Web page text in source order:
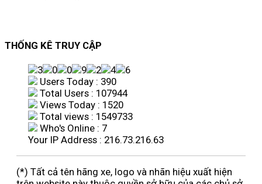
THỐNG KÊ TRUY CẬP
Users Today : 390
Total Users : 107944
Views Today : 1520
Total views : 1549733
Who's Online : 7
Your IP Address : 216.73.216.63
(*) Tất cả tên hãng xe, logo và nhãn hiệu xuất hiện